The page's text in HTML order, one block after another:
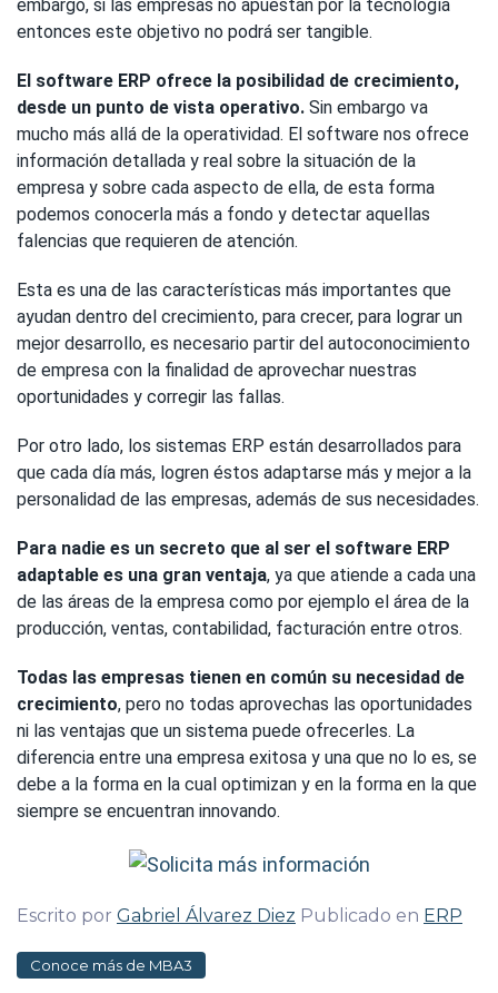
embargo, si las empresas no apuestan por la tecnología
entonces este objetivo no podrá ser tangible.
El software ERP ofrece la posibilidad de crecimiento,
desde un punto de vista operativo. Sin embargo va
mucho más allá de la operatividad. El software nos ofrece
información detallada y real sobre la situación de la
empresa y sobre cada aspecto de ella, de esta forma
podemos conocerla más a fondo y detectar aquellas
falencias que requieren de atención.
Esta es una de las características más importantes que
ayudan dentro del crecimiento, para crecer, para lograr un
mejor desarrollo, es necesario partir del autoconocimiento
de empresa con la finalidad de aprovechar nuestras
oportunidades y corregir las fallas.
Por otro lado, los sistemas ERP están desarrollados para
que cada día más, logren éstos adaptarse más y mejor a la
personalidad de las empresas, además de sus necesidades.
Para nadie es un secreto que al ser el software ERP
adaptable es una gran ventaja, ya que atiende a cada una
de las áreas de la empresa como por ejemplo el área de la
producción, ventas, contabilidad, facturación entre otros.
Todas las empresas tienen en común su necesidad de
crecimiento, pero no todas aprovechas las oportunidades
ni las ventajas que un sistema puede ofrecerles. La
diferencia entre una empresa exitosa y una que no lo es, se
debe a la forma en la cual optimizan y en la forma en la que
siempre se encuentran innovando.
Escrito por Gabriel Álvarez Diez Publicado en ERP
Conoce más de MBA3